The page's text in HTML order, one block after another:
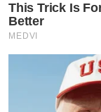
This Trick Is
Better
MEDVI